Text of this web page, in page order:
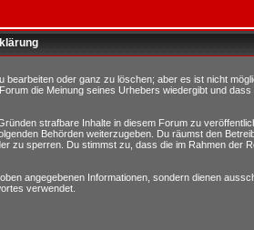
oder ganz zu löschen; aber es ist nicht
die Meinung seines Urhebers wiedergibt und dass
strafbare Inhalte in diesem Forum zu
Behörden weiterzugeben. Du räumst den
zu sperren. Du stimmst zu, dass die im Rahmen der
angegebenen Informationen, sondern dienen
verwendet.